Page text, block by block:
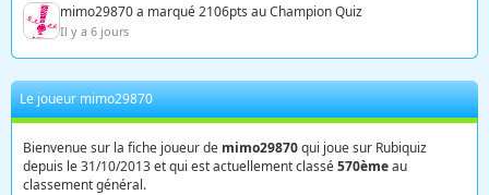
mimo29870 a marqué 2106pts au Champion Quiz
Il y a 6 jours
Le joueur mimo29870
Bienvenue sur la fiche joueur de mimo29870qui joue sur Rubiquiz
depuis le 31/10/2013 et qui est actuellement classé570èmeau
classement général.